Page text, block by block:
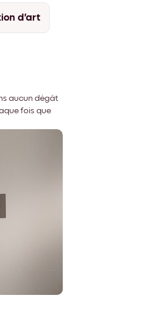
d'art
aucun dégât
fois que